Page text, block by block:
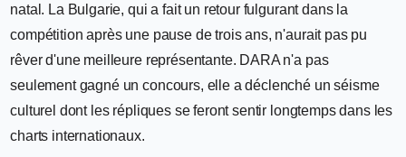
natal. La Bulgarie, qui a fait un retour fulgurant dans la
compétition après une pause de trois ans, n'aurait pas pu
rêver d'une meilleure représentante. DARA n'a pas
seulement gagné un concours, elle a déclenché un séisme
culturel dont les répliques se feront sentir longtemps dans les
charts internationaux.